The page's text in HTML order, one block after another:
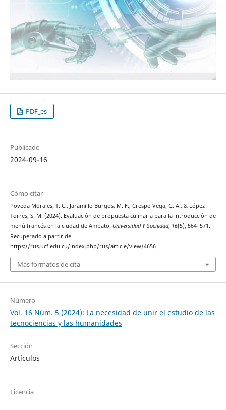
PDF_es
Publicado
2024-09-16
Cómo citar
Poveda Morales, T. C., Jaramillo Burgos, M. F., Crespo Vega, G. A., & López
Torres, S. M. (2024). Evaluación de propuesta culinaria para la introducción de
menú francés en la ciudad de Ambato. Universidad Y Sociedad, 16(5), 564–571.
Recuperado a partir de
https://rus.ucf.edu.cu/index.php/rus/article/view/4656
Más formatos de cita
Número
Vol. 16 Núm. 5 (2024): La necesidad de unir el estudio de las
tecnociencias y las humanidades
Sección
Artículos
Licencia